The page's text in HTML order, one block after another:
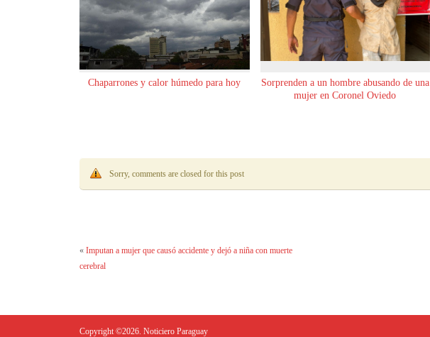
Chaparrones y calor húmedo para hoy
Sorprenden a un hombre abusando de una
mujer en Coronel Oviedo
Sorry, comments are closed for this post
« Imputan a mujer que causó accidente y dejó a niña con muerte
cerebral
Copyright ©2026. Noticiero Paraguay